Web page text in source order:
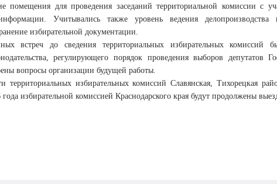
помещения для проведения заседаний территориальной комиссии с
Учитывались также уровень ведения делопроизводства
избирательной документации.
встреч до сведения территориальных избирательных комиссий
регулирующего порядок проведения выборов депутатов
вопросы организации будущей работы.
территориальных избирательных комиссий Славянская, Тихорецкая
избирательной комиссией Краснодарского края будут продолжены